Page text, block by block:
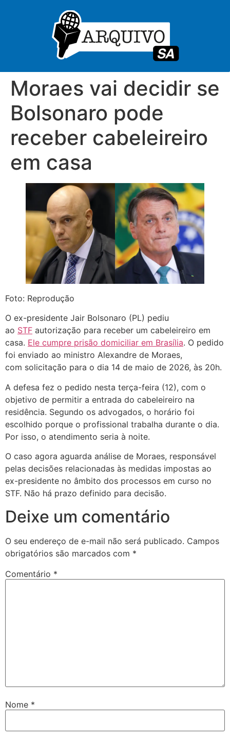
Moraes vai decidir se
Bolsonaro pode
receber cabeleireiro
em casa
Foto: Reprodução
O ex-presidente Jair Bolsonaro (PL) pediu
ao STF autorização para receber um cabeleireiro em
casa. Ele cumpre prisão domiciliar em Brasília. O pedido
foi enviado ao ministro Alexandre de Moraes,
com solicitação para o dia 14 de maio de 2026, às 20h.
A defesa fez o pedido nesta terça-feira (12), com o
objetivo de permitir a entrada do cabeleireiro na
residência. Segundo os advogados, o horário foi
escolhido porque o profissional trabalha durante o dia.
Por isso, o atendimento seria à noite.
O caso agora aguarda análise de Moraes, responsável
pelas decisões relacionadas às medidas impostas ao
ex-presidente no âmbito dos processos em curso no
STF. Não há prazo definido para decisão.
Deixe um comentário
O seu endereço de e-mail não será publicado. Campos
obrigatórios são marcados com *
Comentário *
Nome *